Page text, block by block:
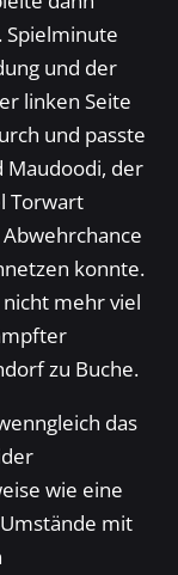
Spielminute
und der
linken Seite
und passte
Maudoodi, der
Torwart
konnte.
mehr viel
zu Buche.
das
wie eine
mit